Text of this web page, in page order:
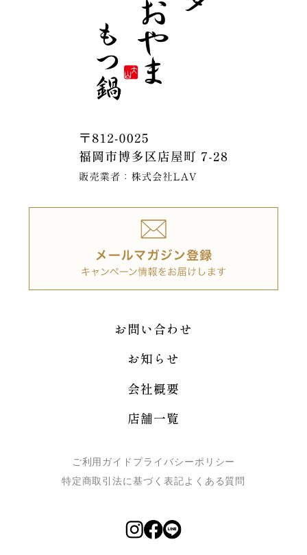
お問い合わせ
お知らせ
会社概要
店舗一覧
ご利用ガイド プライバシーポリシー
特定商取引法に基づく表記よくある質問